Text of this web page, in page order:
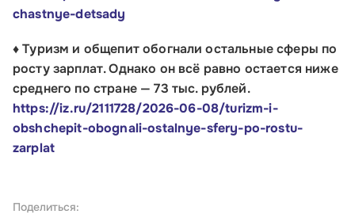
109012, г. Москва, Славянская площадь, д.4,
Обратиться в Корпорацию
chastnye-detsady
♦ Туризм и общепит обогнали остальные сферы по
росту зарплат. Однако он всё равно остается ниже
среднего по стране — 73 тыс. рублей.
https://iz.ru/2111728/2026-06-08/turizm-i-
obshchepit-obognali-ostalnye-sfery-po-rostu-
zarplat
Поделиться: